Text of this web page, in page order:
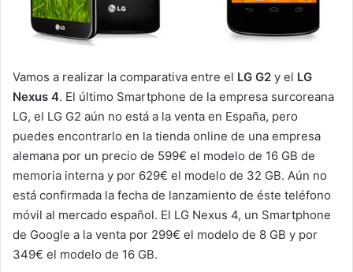
Vamos a realizar la comparativa entre el LG G2 y el LG
Nexus 4. El último Smartphone de la empresa surcoreana
LG, el LG G2 aún no está a la venta en España, pero
puedes encontrarlo en la tienda online de una empresa
alemana por un precio de 599€ el modelo de 16 GB de
memoria interna y por 629€ el modelo de 32 GB. Aún no
está confirmada la fecha de lanzamiento de éste teléfono
móvil al mercado español. El LG Nexus 4, un Smartphone
de Google a la venta por 299€ el modelo de 8 GB y por
349€ el modelo de 16 GB.